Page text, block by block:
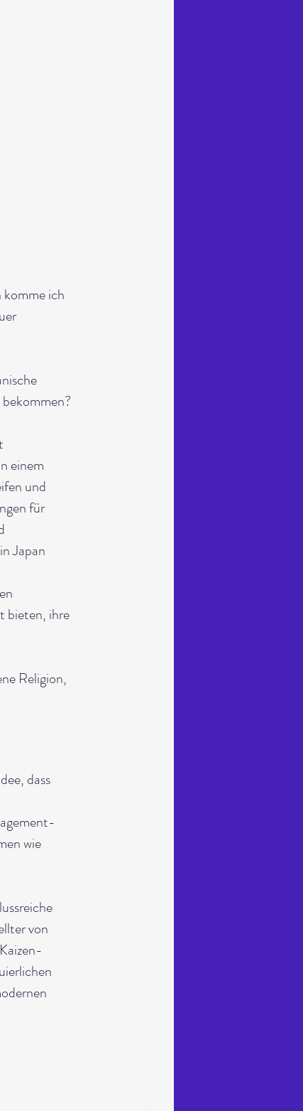
komme ich
einem
und
für
Japan
bieten, ihre
Religion,
dass
wie
von